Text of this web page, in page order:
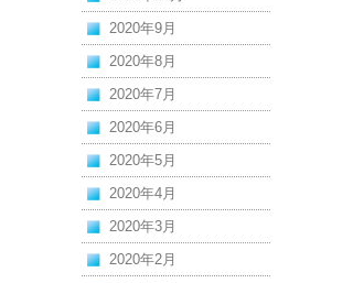
2020年9月
2020年8月
2020年7月
2020年6月
2020年5月
2020年4月
2020年3月
2020年2月